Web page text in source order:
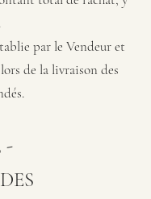
par le Vendeur et
de la livraison des
-